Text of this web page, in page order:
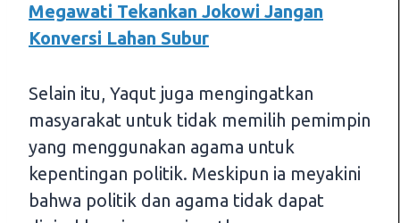
Megawati Tekankan Jokowi Jangan
Konversi Lahan Subur
Selain itu, Yaqut juga mengingatkan
masyarakat untuk tidak memilih pemimpin
yang menggunakan agama untuk
kepentingan politik. Meskipun ia meyakini
bahwa politik dan agama tidak dapat